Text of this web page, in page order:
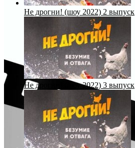
Не дрогни! (шоу 2022) 2 выпуск
Не дрогни! (шоу 2022) 3 выпуск